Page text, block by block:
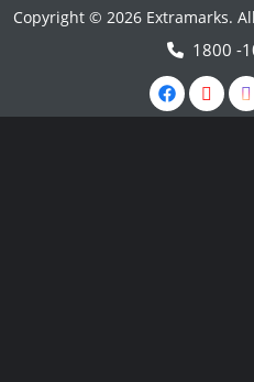
Copyright © 2026 Extramarks.
1800 -